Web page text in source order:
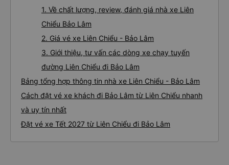
1. Về chất lượng, review, đánh giá nhà xe Liên
Chiểu Bảo Lâm
2. Giá vé xe Liên Chiểu - Bảo Lâm
3. Giới thiệu, tư vấn các dòng xe chạy tuyến
đường Liên Chiểu đi Bảo Lâm
Bảng tổng hợp thông tin nhà xe Liên Chiểu - Bảo Lâm
Cách đặt vé xe khách đi Bảo Lâm từ Liên Chiểu nhanh
và uy tín nhất
Đặt vé xe Tết 2027 từ Liên Chiểu đi Bảo Lâm